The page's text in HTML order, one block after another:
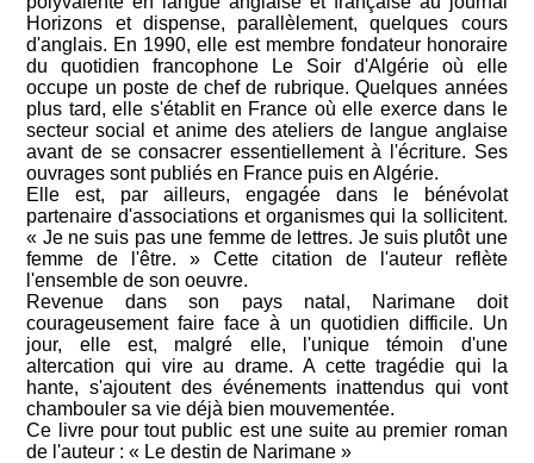
Horizons et dispense, parallèlement, quelques cours
d'anglais. En 1990, elle est membre fondateur honoraire
du quotidien francophone Le Soir d'Algérie où elle
occupe un poste de chef de rubrique. Quelques années
plus tard, elle s'établit en France où elle exerce dans le
secteur social et anime des ateliers de langue anglaise
avant de se consacrer essentiellement à l'écriture. Ses
ouvrages sont publiés en France puis en Algérie.
Elle est, par ailleurs, engagée dans le bénévolat
partenaire d'associations et organismes qui la sollicitent.
« Je ne suis pas une femme de lettres. Je suis plutôt une
femme de l'être. » Cette citation de l'auteur reflète
l'ensemble de son oeuvre.
Revenue dans son pays natal, Narimane doit
courageusement faire face à un quotidien difficile. Un
jour, elle est, malgré elle, l'unique témoin d'une
altercation qui vire au drame. A cette tragédie qui la
hante, s'ajoutent des événements inattendus qui vont
chambouler sa vie déjà bien mouvementée.
Ce livre pour tout public est une suite au premier roman
de l'auteur : « Le destin de Narimane »